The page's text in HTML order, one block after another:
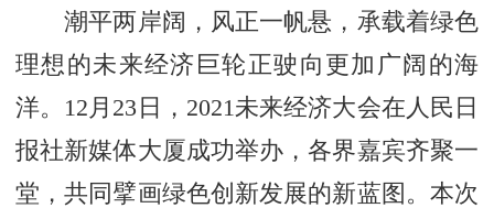
潮平两岸阔，风正一帆悬，承载着绿色
理想的未来经济巨轮正驶向更加广阔的海
洋。12月23日，2021未来经济大会在人民日
报社新媒体大厦成功举办，各界嘉宾齐聚一
堂，共同擘画绿色创新发展的新蓝图。本次